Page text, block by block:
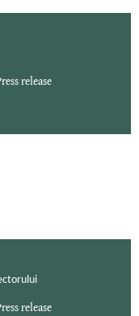
release
release